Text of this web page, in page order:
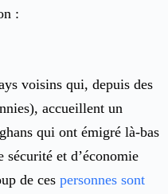
:
voisins qui, depuis des
accueillent un
qui ont émigré là-bas
sécurité et d’économie
de ces personnes sont